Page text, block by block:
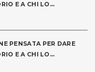
E A CHI LO...
PENSATA PER DARE
E A CHI LO...